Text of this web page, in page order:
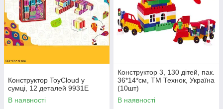
Конструктор ToyCloud у
сумці, 12 деталей 9931E
В наявності
Конструктор 3, 130 дітей, пак.
36*14*см, ТМ Технок, Україна
(10шт)
В наявності